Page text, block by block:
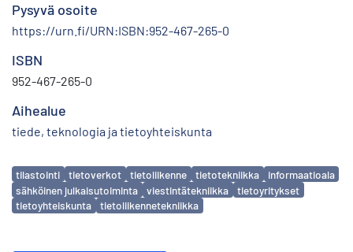
Pysyvä osoite
https://urn.fi/URN:ISBN:952-467-265-0
ISBN
952-467-265-0
Aihealue
tiede, teknologia ja tietoyhteiskunta
Avainsanat
tilastointi tietoverkot tietoliikenne tietotekniikka
informaatioala
sähköinen julkaisutoiminta
viestintätekniikka
tietoyritykset
tietoyhteiskunta
tietoliikennetekniikka